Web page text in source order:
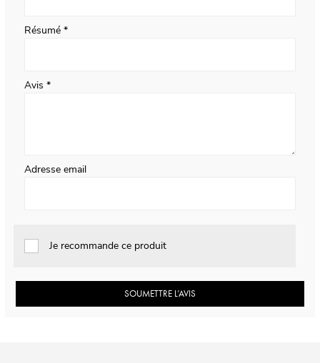
Résumé
Avis
Adresse email
Je recommande ce produit
SOUMETTRE L’AVIS